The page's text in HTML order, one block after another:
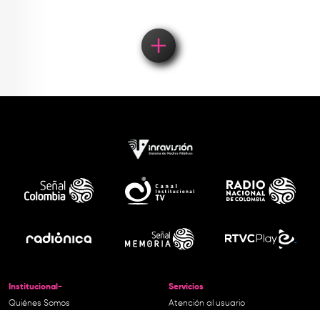
Institucional-
Quiénes Somos
Servicios
Atención al usuario